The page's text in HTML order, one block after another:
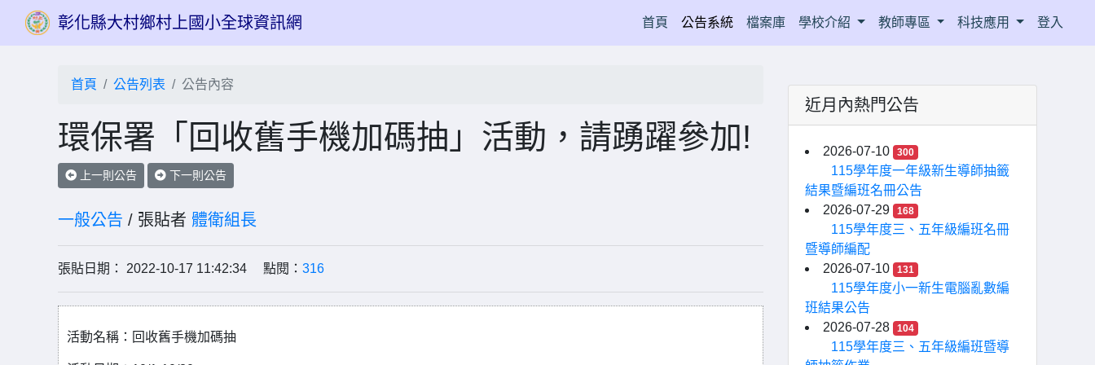
彰化縣大村鄉村上國小全球資訊網 首頁(current)
公告系統 檔案庫 學校介紹 教師專區 科技應用 登入
首頁 公告列表 公告內容
環保署「回收舊手機加碼抽」活動，請踴躍參加!
上一則公告 下一則公告
一般公告 / 張貼者 體衛組長
張貼日期： 2022-10-17 11:42:34 點閱： 316
活動名稱：回收舊手機加碼抽
近月內熱門公告
2026-07-10 300
115學年度一年級新生導師抽籤
結果暨編班名冊公告
2026-07-29
168
115學年度三、五年級編班名冊
暨導師編配
2026-07-10
131
115學年度小一新生電腦亂數編
班結果公告
2026-07-28
104
115學年度三、五年級編班暨導